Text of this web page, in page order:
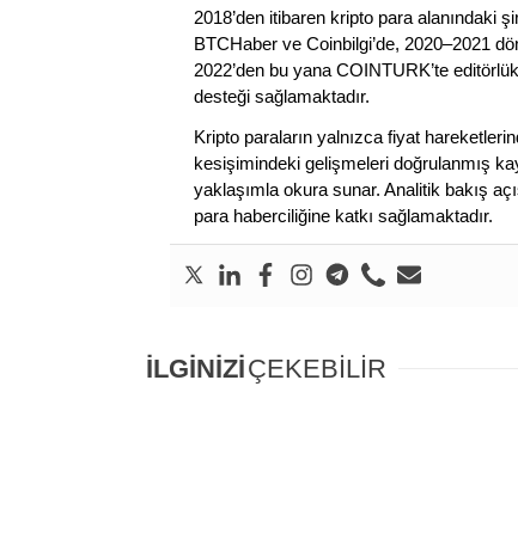
2018’den itibaren kripto para alanındaki
BTCHaber ve Coinbilgi’de, 2020–2021
2022’den bu yana COINTURK’te
desteği sağlamaktadır.
Kripto paraların yalnızca fiyat
kesişimindeki gelişmeleri doğrulanmış
yaklaşımla okura sunar. Analitik bakış
para haberciliğine katkı sağlamaktadır.
İLGİNİZİÇEKEBİLİR